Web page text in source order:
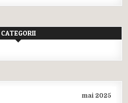
CATEGORII
mai 2025